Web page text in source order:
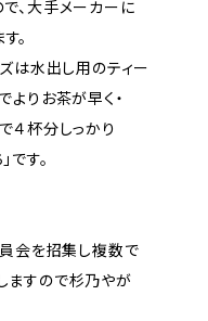
、大手メーカーに
。
は水出し用のティー
よりお茶が早く・
４杯分しっかり
です。
会を招集し複数で
ますので杉乃やが